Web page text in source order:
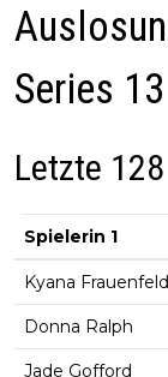
Series 13
Letzte 128
Spielerin 1
Kyana
Donna Ralph
Jade Gofford